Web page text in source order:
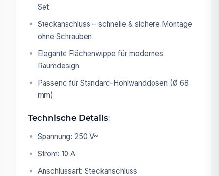
Set
Steckanschluss – schnelle & sichere Montage
ohne Schrauben
Elegante Flächenwippe für modernes
Raumdesign
Passend für Standard-Hohlwanddosen (Ø 68
mm)
Technische Details:
Spannung: 250 V~
Strom: 10 A
Anschlussart: Steckanschluss